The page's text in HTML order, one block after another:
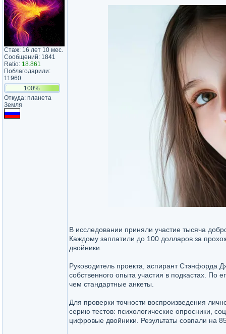
Стаж: 16 лет 10 мес.
Сообщений: 1841
Ratio: 18.861
Поблагодарили:
11960
100%
Откуда: планета
Земля
В исследовании приняли участие тысяча
Каждому заплатили до 100 долларов за
двойники.
Руководитель проекта, аспирант Стэнфорда
собственного опыта участия в подкастах. По
чем стандартные анкеты.
Для проверки точности воспроизведения
серию тестов: психологические опросники,
цифровые двойники. Результаты совпали на